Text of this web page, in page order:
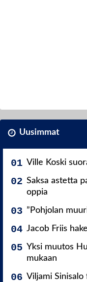
Uusimmat
Ville Koski
Saksa astetta
oppia
”Pohjolan
Jacob Friis
Yksi muutos
mukaan
Viljami